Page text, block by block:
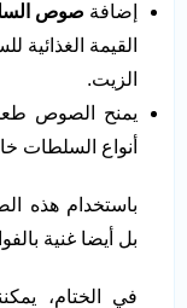
إضافة صوص
القيمة الغذائية
الزيت.
يمنح الصوص
أنواع السلطات
باستخدام هذه
بل أيضا غنية
في الختام،